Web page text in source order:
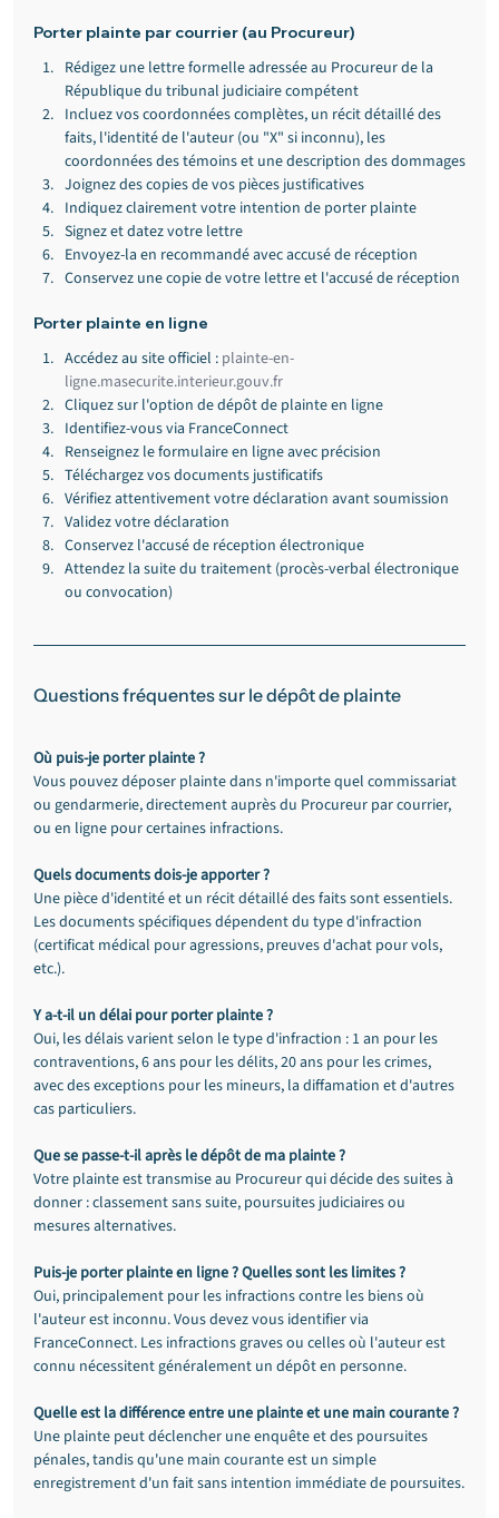
Porter plainte par courrier (au Procureur)
Rédigez une lettre formelle adressée au Procureur de la
République du tribunal judiciaire compétent
Incluez vos coordonnées complètes, un récit détaillé des
faits, l'identité de l'auteur (ou "X" si inconnu), les
coordonnées des témoins et une description des dommages
Joignez des copies de vos pièces justificatives
Indiquez clairement votre intention de porter plainte
Signez et datez votre lettre
Envoyez-la en recommandé avec accusé de réception
Conservez une copie de votre lettre et l'accusé de réception
Porter plainte en ligne
Accédez au site officiel : plainte-en-
ligne.masecurite.interieur.gouv.fr
Cliquez sur l'option de dépôt de plainte en ligne
Identifiez-vous via FranceConnect
Renseignez le formulaire en ligne avec précision
Téléchargez vos documents justificatifs
Vérifiez attentivement votre déclaration avant soumission
Validez votre déclaration
Conservez l'accusé de réception électronique
Attendez la suite du traitement (procès-verbal électronique
ou convocation)
Questions fréquentes sur le dépôt de plainte
Où puis-je porter plainte ?
Vous pouvez déposer plainte dans n'importe quel commissariat
ou gendarmerie, directement auprès du Procureur par courrier,
ou en ligne pour certaines infractions.
Quels documents dois-je apporter ?
Une pièce d'identité et un récit détaillé des faits sont essentiels.
Les documents spécifiques dépendent du type d'infraction
(certificat médical pour agressions, preuves d'achat pour vols,
etc.).
Y a-t-il un délai pour porter plainte ?
Oui, les délais varient selon le type d'infraction : 1 an pour les
contraventions, 6 ans pour les délits, 20 ans pour les crimes,
avec des exceptions pour les mineurs, la diffamation et d'autres
cas particuliers.
Que se passe-t-il après le dépôt de ma plainte ?
Votre plainte est transmise au Procureur qui décide des suites à
donner : classement sans suite, poursuites judiciaires ou
mesures alternatives.
Puis-je porter plainte en ligne ? Quelles sont les limites ?
Oui, principalement pour les infractions contre les biens où
l'auteur est inconnu. Vous devez vous identifier via
FranceConnect. Les infractions graves ou celles où l'auteur est
connu nécessitent généralement un dépôt en personne.
Quelle est la différence entre une plainte et une main courante ?
Une plainte peut déclencher une enquête et des poursuites
pénales, tandis qu'une main courante est un simple
enregistrement d'un fait sans intention immédiate de poursuites.